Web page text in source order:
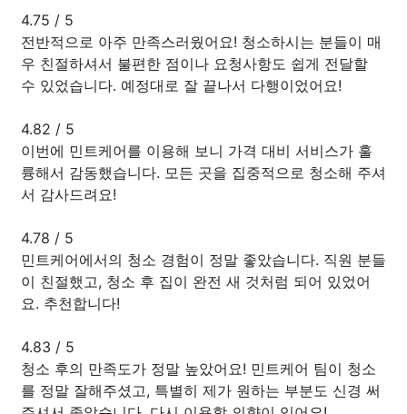
4.75 / 5
전반적으로 아주 만족스러웠어요! 청소하시는 분들이 매
우 친절하셔서 불편한 점이나 요청사항도 쉽게 전달할
수 있었습니다. 예정대로 잘 끝나서 다행이었어요!
4.82 / 5
이번에 민트케어를 이용해 보니 가격 대비 서비스가 훌
륭해서 감동했습니다. 모든 곳을 집중적으로 청소해 주셔
서 감사드려요!
4.78 / 5
민트케어에서의 청소 경험이 정말 좋았습니다. 직원 분들
이 친절했고, 청소 후 집이 완전 새 것처럼 되어 있었어
요. 추천합니다!
4.83 / 5
청소 후의 만족도가 정말 높았어요! 민트케어 팀이 청소
를 정말 잘해주셨고, 특별히 제가 원하는 부분도 신경 써